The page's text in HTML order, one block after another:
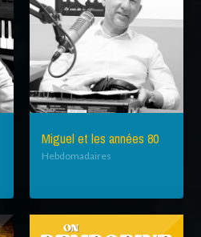
Miguel et les années 80
Hebdomadaires